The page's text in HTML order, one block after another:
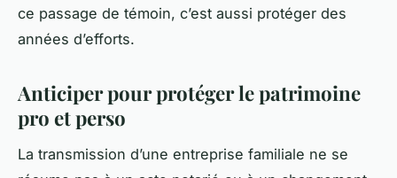
ce passage de témoin, c’est aussi protéger des
années d’efforts.
Anticiper pour protéger le patrimoine
pro et perso
La transmission d’une entreprise familiale ne se